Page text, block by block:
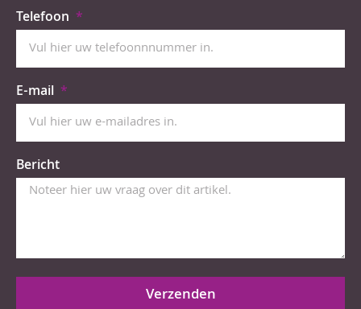
Telefoon
E-mail
Bericht
Verzenden